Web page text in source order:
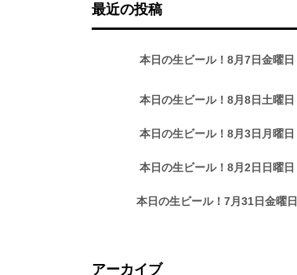
最近の投稿
本日の生ビール！8月7日金曜日
本日の生ビール！8月8日土曜日
本日の生ビール！8月3日月曜日
本日の生ビール！8月2日日曜日
本日の生ビール！7月31日金曜日
アーカイブ